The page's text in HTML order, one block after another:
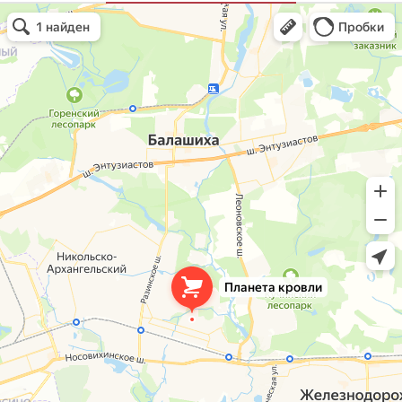
Планета кровли
Кровля и кровельные материалы в Балашихе
Окна в Балашихе